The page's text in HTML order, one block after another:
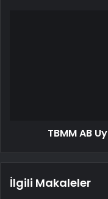
TBMM AB
İlgili Makaleler